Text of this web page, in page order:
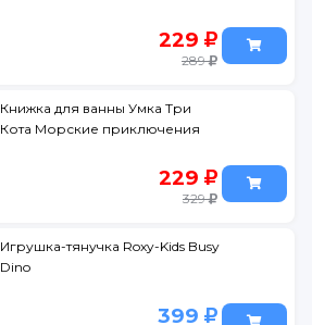
229
289
Книжка для ванны Умка Три
Кота Морские приключения
229
329
Игрушка-тянучка Roxy-Kids Busy
Dino
399